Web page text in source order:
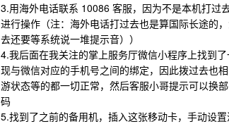
3.用海外电话联系 10086 客服，因为不是本机打过
进行操作（注：海外电话打过去也是算国际长途的
去还要等系统说一堆提示音））
4.我后面在我关注的掌上服务厅微信小程序上找到
现与微信对应的手机号之间的绑定，因此拨过去也
游状态等的都一切正常，然后客服小哥提示可以换
码
5.找到了之前的备用机，插入这张移动卡，手动设